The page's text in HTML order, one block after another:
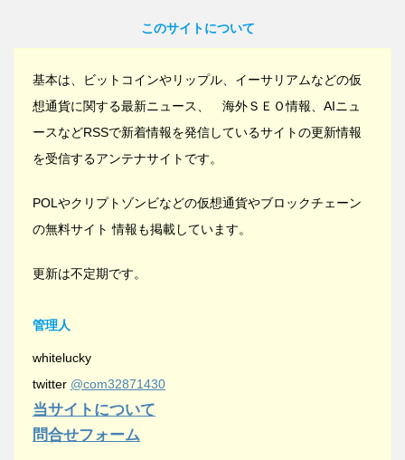
このサイトについて
基本は、ビットコインやリップル、イーサリアムなどの仮
想通貨に関する最新ニュース、 海外ＳＥＯ情報、AIニュ
ースなどRSSで新着情報を発信しているサイトの更新情報
を受信するアンテナサイトです。
POLやクリプトゾンビなどの仮想通貨やブロックチェーン
の無料サイト 情報も掲載しています。
更新は不定期です。
管理人
whitelucky
twitter @com32871430
当サイトについて
問合せフォーム